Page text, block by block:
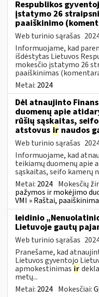
Respublikos
įstatymo 26
paaiškinimo
Web turinio sąrašas
Informuojame, kad
išdėstytas Lietuvos
mokesčio įstatymo 26
paaiškinimas
Metai: 2024
Dėl atnaujinto
duomenų apie
rūšių sąskaitas,
atstovus ir naudos
Web turinio sąrašas
Informuojame, kad
teikiamų duomenų apie
sąskaitas, seifo kamerų
Metai: 2024 Mokesčių
pažymos ir mokėjimo
VMI » Raštai,
leidinio
Lietuvoje gautų
Web turinio sąrašas
Pranešame, kad
Lietuvos gyventojo
apmokestinimas ir
metų...
Metai: 2024 Mokesčiai: